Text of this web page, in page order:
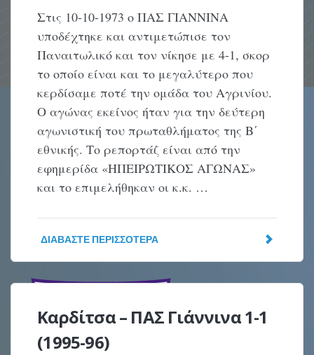
Στις 10-10-1973 ο ΠΑΣ ΓΙΑΝΝΙΝΑ
υποδέχτηκε και αντιμετώπισε τον
Παναιτωλικό και τον νίκησε με 4-1, σκορ
το οποίο είναι και το μεγαλύτερο που
κερδίσαμε ποτέ την ομάδα του Αγρινίου.
Ο αγώνας εκείνος ήταν για την δεύτερη
αγωνιστική του πρωταθλήματος της Β΄
εθνικής. Το ρεπορτάζ είναι από την
εφημερίδα «ΗΠΕΙΡΩΤΙΚΟΣ ΑΓΩΝΑΣ»
και το επιμελήθηκαν οι κ.κ. …
ΔΙΑΒΆΣΤΕ ΠΕΡΙΣΣΌΤΕΡΑ
Καρδίτσα – ΠΑΣ Γιάννινα 1-1
(1995-96)